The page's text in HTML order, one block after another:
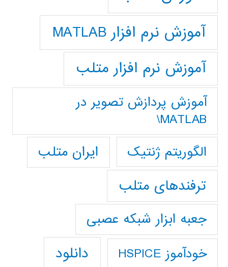
آموزش نرم افزار MATLAB
آموزش نرم افزار متلب
آموزش پردازش تصوير در
MATLAB\
الگوریتم ژنتیک
ایران متلب
ترفندهای متلب
جعبه ابزار شبکه عصبی
خودآموز HSPICE دانلود